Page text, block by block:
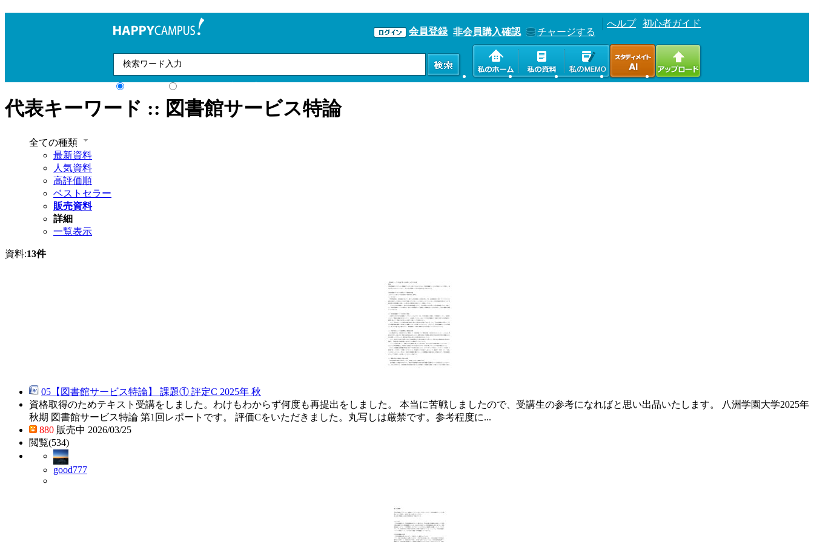
会員登録 非会員購入確認 チャージする
へルプ 初心者ガイド
代表キーワード :: 図書館サービス特論
全ての種類
最新資料
人気資料
高評価順
ベストセラー
販売資料
詳細
一覧表示
資料:13件
05【図書館サービス特論】 課題① 評定C 2025年 秋
資格取得のためテキスト受講をしました。わけもわからず何度も再提出をしました。 本当に苦戦しましたので、受講生の参考になればと思い出品いたします。 八洲学園大学2025年
秋期 図書館サービス特論 第1回レポートです。 評価Cをいただきました。丸写しは厳禁です。参考程度に...
880 販売中 2026/03/25
閲覧(534)
good777